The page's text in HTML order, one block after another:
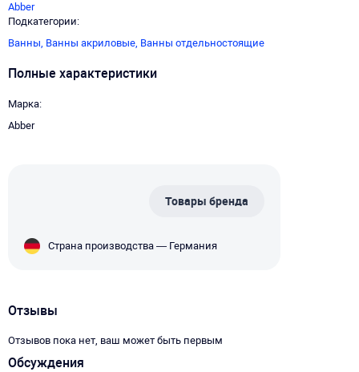
Abber
Подкатегории
Ванны, Ванны акриловые, Ванны отдельностоящие
Полные характеристики
Марка
Abber
Товары бренда
Страна производства — Германия
Отзывы
Отзывов пока нет, ваш может быть первым
Обсуждения